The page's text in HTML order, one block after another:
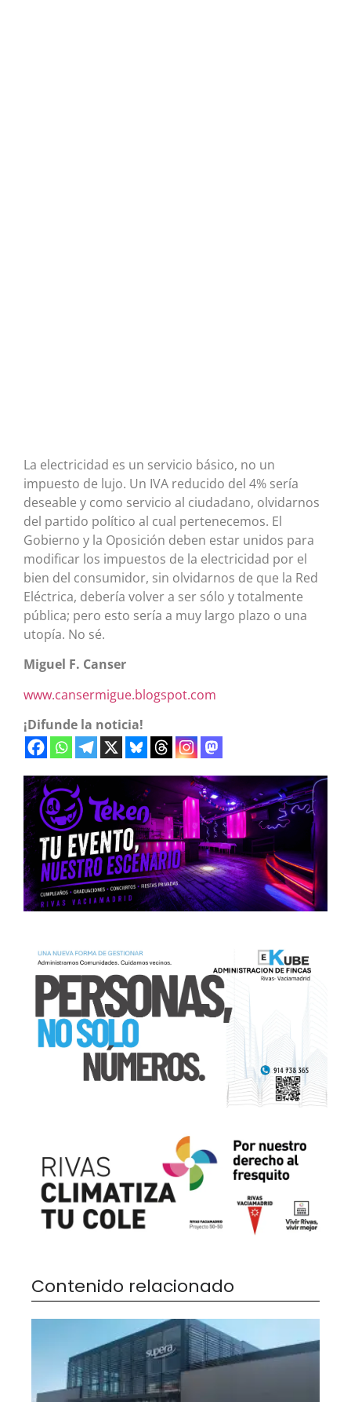
La electricidad es un servicio básico, no un
impuesto de lujo. Un IVA reducido del 4% sería
deseable y como servicio al ciudadano, olvidarnos
del partido político al cual pertenecemos. El
Gobierno y la Oposición deben estar unidos para
modificar los impuestos de la electricidad por el
bien del consumidor, sin olvidarnos de que la Red
Eléctrica, debería volver a ser sólo y totalmente
pública; pero esto sería a muy largo plazo o una
utopía. No sé.
Miguel F. Canser
www.cansermigue.blogspot.com
¡Difunde la noticia!
Contenido relacionado